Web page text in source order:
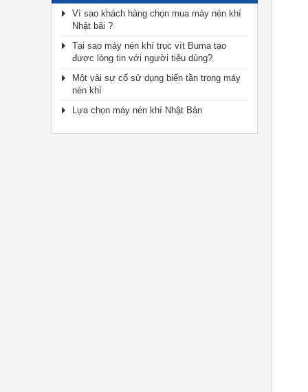
Vì sao khách hàng chọn mua máy nén khí
Nhật bãi ?
Tại sao máy nén khí trục vít Buma tạo
được lòng tin với người tiêu dùng?
Một vài sự cố sử dụng biến tần trong máy
nén khí
Lựa chọn máy nén khí Nhật Bản